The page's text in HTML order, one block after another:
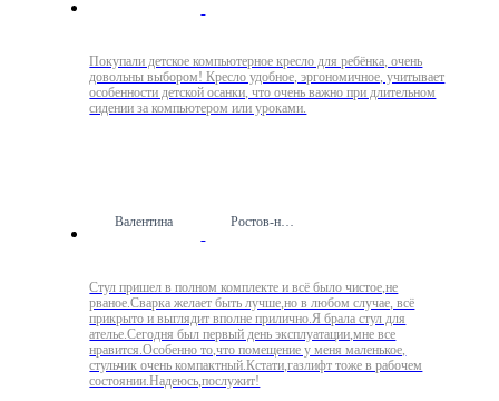
Покупали детское компьютерное кресло для ребёнка, очень
довольны выбором! Кресло удобное, эргономичное, учитывает
особенности детской осанки, что очень важно при длительном
сидении за компьютером или уроками.
Валентина Ростов-на-Дону
Стул пришел в полном комплекте и всё было чистое,не
рваное.Сварка желает быть лучше,но в любом случае, всё
прикрыто и выглядит вполне прилично.Я брала стул для
ателье.Сегодня был первый день эксплуатации,мне все
нравится.Особенно то,что помещение у меня маленькое,
стульчик очень компактный.Кстати,газлифт тоже в рабочем
состоянии.Надеюсь,послужит!